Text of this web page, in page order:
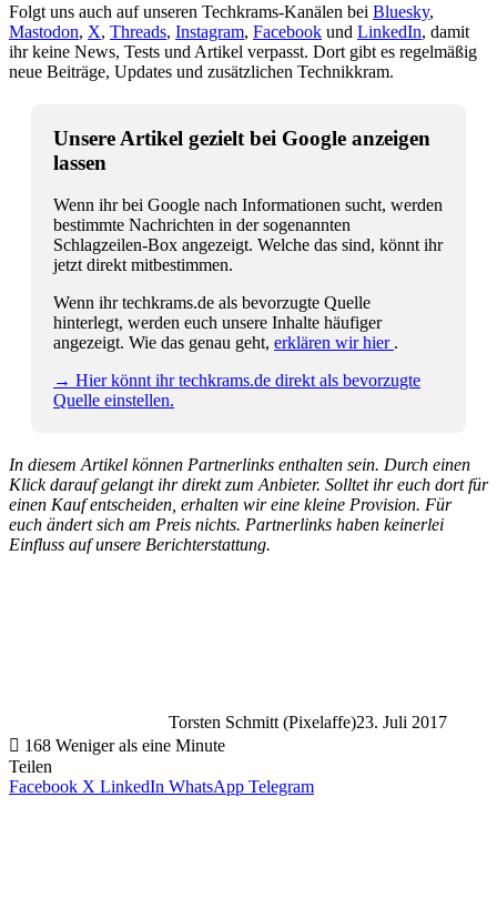
Folgt uns auch auf unseren Techkrams-Kanälen bei Bluesky,
Mastodon, X, Threads, Instagram, Facebook und LinkedIn, damit
ihr keine News, Tests und Artikel verpasst. Dort gibt es regelmäßig
neue Beiträge, Updates und zusätzlichen Technikkram.
Unsere Artikel gezielt bei Google anzeigen
lassen
Wenn ihr bei Google nach Informationen sucht, werden
bestimmte Nachrichten in der sogenannten
Schlagzeilen-Box angezeigt. Welche das sind, könnt ihr
jetzt direkt mitbestimmen.
Wenn ihr techkrams.de als bevorzugte Quelle
hinterlegt, werden euch unsere Inhalte häufiger
angezeigt. Wie das genau geht, erklären wir hier .
→ Hier könnt ihr techkrams.de direkt als bevorzugte
Quelle einstellen.
In diesem Artikel können Partnerlinks enthalten sein. Durch einen
Klick darauf gelangt ihr direkt zum Anbieter. Solltet ihr euch dort für
einen Kauf entscheiden, erhalten wir eine kleine Provision. Für
euch ändert sich am Preis nichts. Partnerlinks haben keinerlei
Einfluss auf unsere Berichterstattung.
Torsten Schmitt (Pixelaffe)23. Juli 2017
168 Weniger als eine Minute
Teilen
Facebook X LinkedIn WhatsApp Telegram